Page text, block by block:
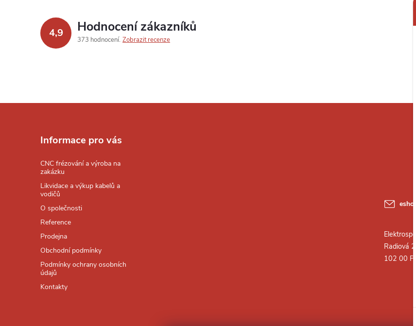
4,9 Hodnocení zákazníků
373 hodnocení Zobrazit recenze
Informace pro vás
CNC frézování a výroba na
zakázku
Likvidace a výkup kabelů a
vodičů
O společnosti
Reference
Prodejna
Obchodní podmínky
Podmínky ochrany osobních
údajů
Kontakty
eshop